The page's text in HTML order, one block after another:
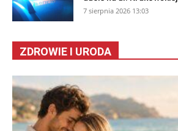
7 sierpnia 2026 13:03
ZDROWIE I URODA